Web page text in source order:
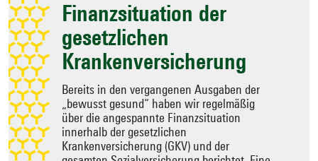
Finanzsituation der
gesetzlichen
Krankenversicherung
Bereits in den vergangenen Ausgaben der
„bewusst gesund“ haben wir regelmäßig
über die angespannte Finanzsituation
innerhalb der gesetzlichen
Krankenversicherung (GKV) und der